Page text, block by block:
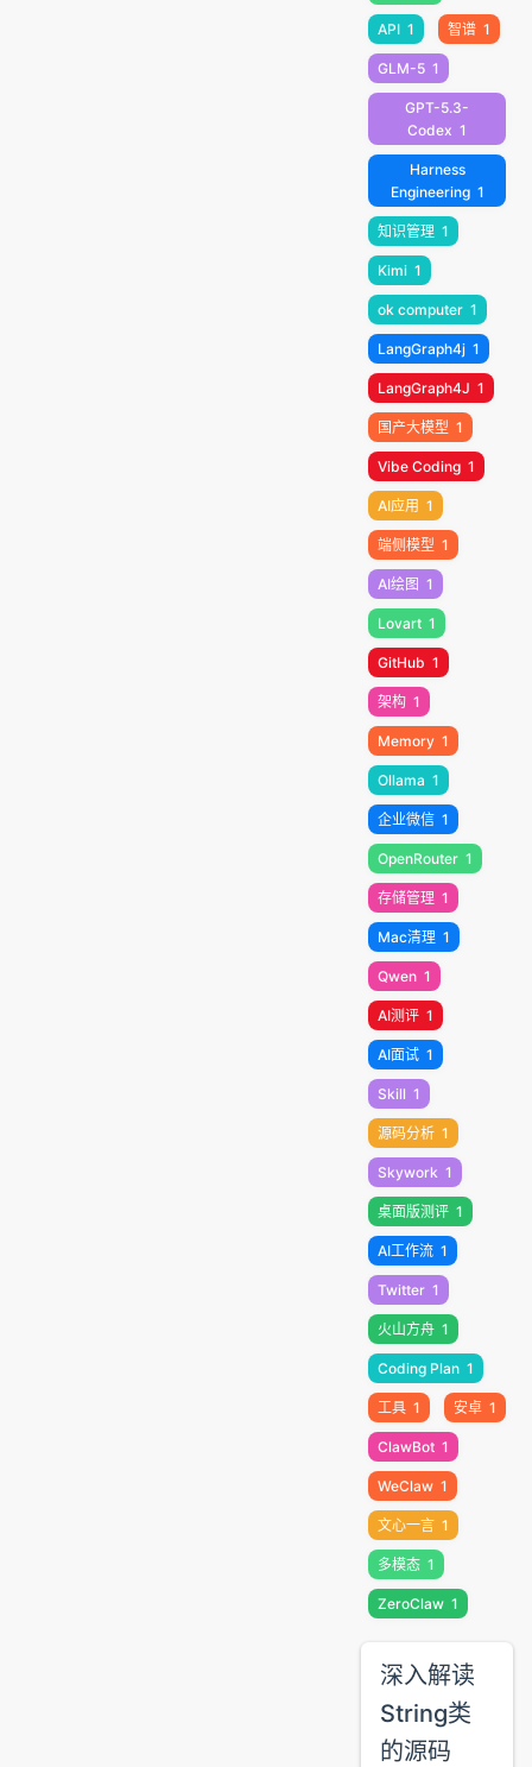
API 1 智谱 1
GLM-5 1
GPT-5.3-
Codex 1
Harness
Engineering 1
知识管理 1
Kimi 1
ok computer 1
LangGraph4j 1
LangGraph4J 1
国产大模型 1
Vibe Coding 1
AI应用 1
端侧模型 1
AI绘图 1
Lovart 1
GitHub 1
架构 1
Memory 1
Ollama 1
企业微信 1
OpenRouter 1
存储管理 1
Mac清理 1
Qwen 1
AI测评 1
AI面试 1
Skill 1
源码分析 1
Skywork 1
桌面版测评 1
AI工作流 1
Twitter 1
火山方舟 1
Coding Plan 1
工具 1 安卓 1
ClawBot 1
WeClaw 1
文心一言 1
多模态 1
ZeroClaw 1
深入解读
String类
的源码